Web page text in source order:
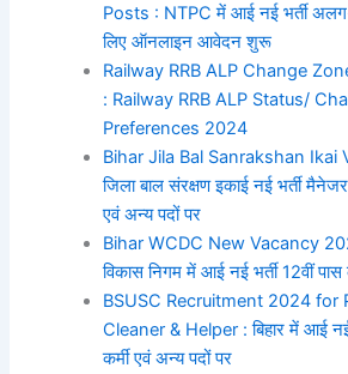
Posts : NTPC में आई नई भर्ती
लिए ऑनलाइन आवेदन शुरू
Railway RRB ALP Change
: Railway RRB ALP Status/
Preferences 2024
Bihar Jila Bal Sanrakshan Ikai
जिला बाल संरक्षण इकाई नई भर्ती
एवं अन्य पदों पर
Bihar WCDC New Vacancy
विकास निगम में आई नई भर्ती 12वीं
BSUSC Recruitment 2024 for
Cleaner & Helper : बिहार में आई नई
कर्मी एवं अन्य पदों पर